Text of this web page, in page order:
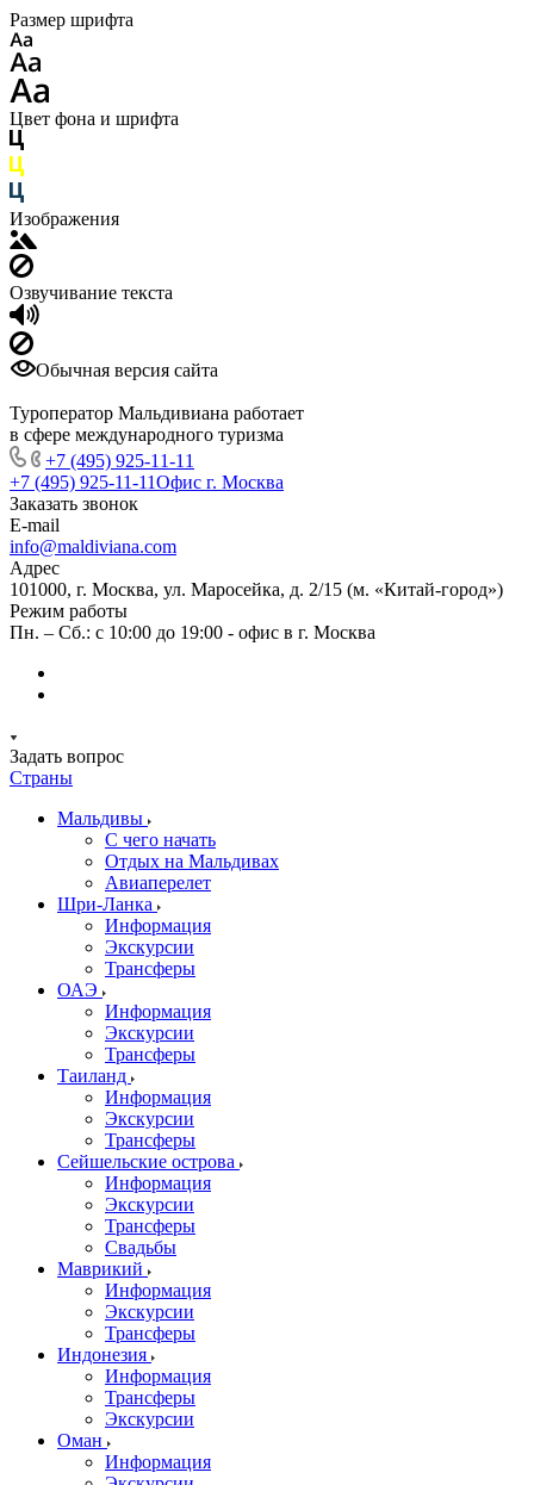
Размер шрифта
Цвет фона и шрифта
Изображения
Озвучивание текста
Обычная версия сайта
Туроператор Мальдивиана работает
в сфере международного туризма
+7 (495) 925-11-11
+7 (495) 925-11-11Офис г. Москва
Заказать звонок
E-mail
info@maldiviana.com
Адрес
101000, г. Москва, ул. Маросейка, д. 2/15 (м. «Китай-город»)
Режим работы
Пн. – Сб.: с 10:00 до 19:00 - офис в г. Москва
Задать вопрос
Страны
Мальдивы
С чего начать
Отдых на Мальдивах
Авиаперелет
Шри-Ланка
Информация
Экскурсии
Трансферы
ОАЭ
Информация
Экскурсии
Трансферы
Таиланд
Информация
Экскурсии
Трансферы
Сейшельские острова
Информация
Экскурсии
Трансферы
Свадьбы
Маврикий
Информация
Экскурсии
Трансферы
Индонезия
Информация
Трансферы
Экскурсии
Оман
Информация